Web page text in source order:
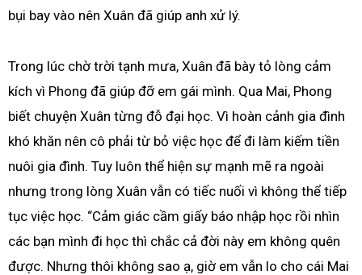
bụi bay vào nên Xuân đã giúp anh xử lý.
Trong lúc chờ trời tạnh mưa, Xuân đã bày tỏ lòng cảm
kích vì Phong đã giúp đỡ em gái mình. Qua Mai, Phong
biết chuyện Xuân từng đỗ đại học. Vì hoàn cảnh gia đình
khó khăn nên cô phải từ bỏ việc học để đi làm kiếm tiền
nuôi gia đình. Tuy luôn thể hiện sự mạnh mẽ ra ngoài
nhưng trong lòng Xuân vẫn có tiếc nuối vì không thể tiếp
tục việc học. “Cảm giác cầm giấy báo nhập học rồi nhìn
các bạn mình đi học thì chắc cả đời này em không quên
được. Nhưng thôi không sao ạ, giờ em vẫn lo cho cái Mai